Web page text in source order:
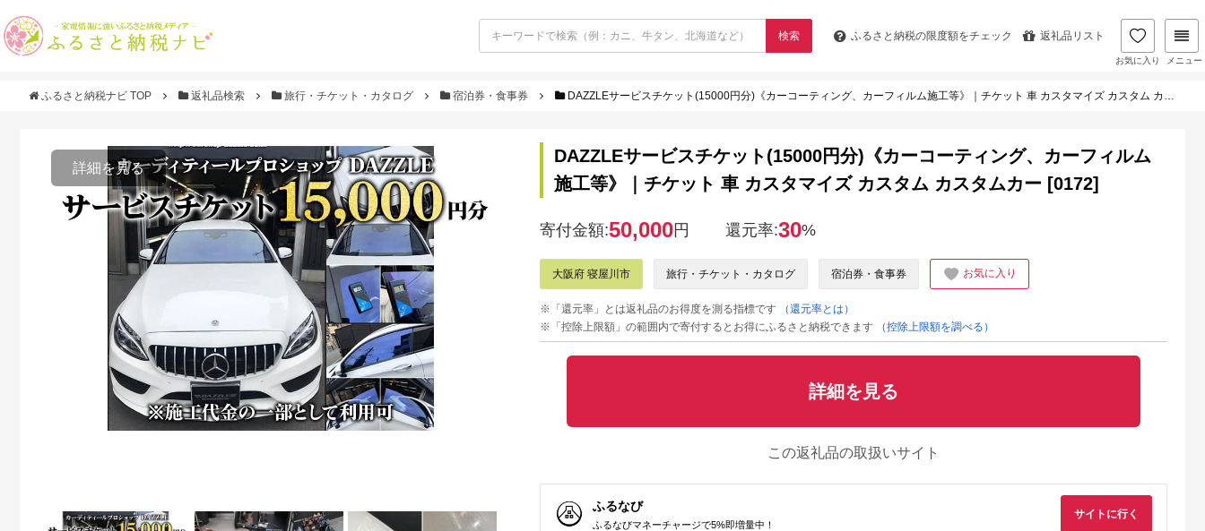
検索 ふるさと納税の限度額をチェック 返礼品リスト
お気に入り メニュー
ふるさと納税ナビ TOP 返礼品検索 旅行・チケット・カタログ 宿泊券・食事券 DAZZLEサービスチケット(15000円分)《カーコーティング、カーフィルム施工等》｜チケット 車 カスタマイズ カスタム カスタムカー [0172]
詳細を見る
DAZZLEサービスチケット(15000円分)《カーコーティング、カーフィルム
施工等》｜チケット 車 カスタマイズ カスタム カスタムカー [0172]
寄付金額:50,000円 還元率:30%
大阪府 寝屋川市 旅行・チケット・カタログ 宿泊券・食事券 お気に入り
※「還元率」とは返礼品のお得度を測る指標です
（還元率とは）
※「控除上限額」の範囲内で寄付するとお得にふるさと納税できます
（控除上限額を調べる）
詳細を見る
この返礼品の取扱いサイト
ふるなび
ふるなびマネーチャージで5%即増量中！
サイトに行く